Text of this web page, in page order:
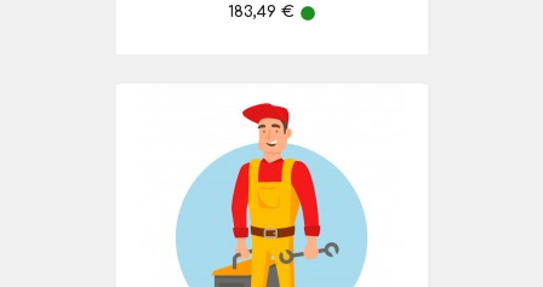
Preço
183,49 € lens